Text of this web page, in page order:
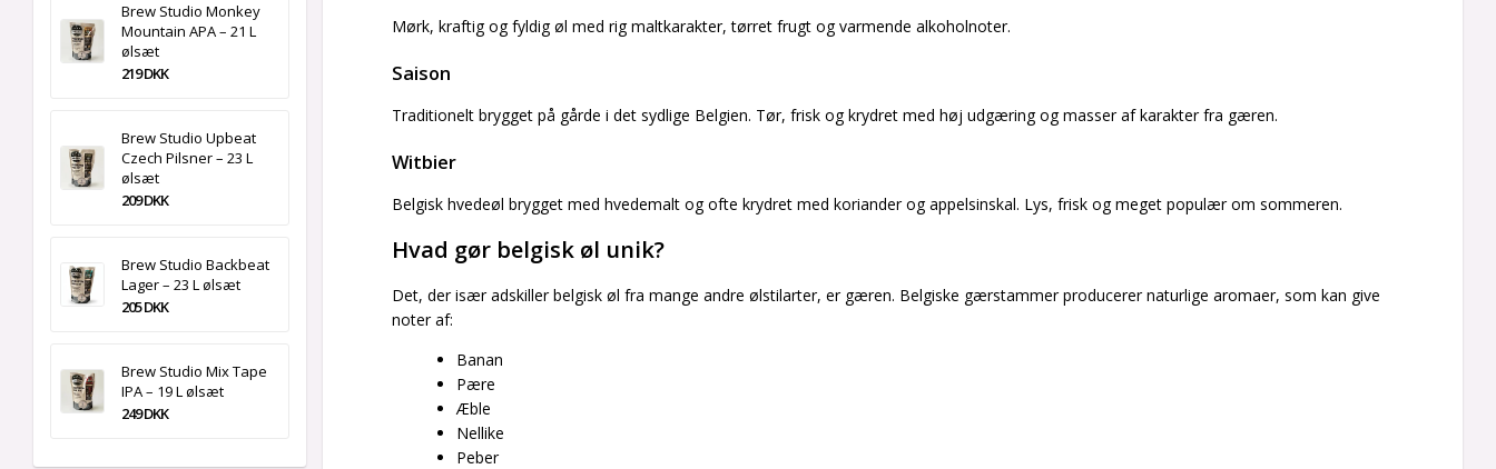
Brew Studio Monkey
Mountain APA – 21 L
ølsæt
219 DKK
Brew Studio Upbeat
Czech Pilsner – 23 L
ølsæt
209 DKK
Brew Studio Backbeat
Lager – 23 L ølsæt
205 DKK
Brew Studio Mix Tape
IPA – 19 L ølsæt
249 DKK
Mørk, kraftig og fyldig øl med rig maltkarakter, tørret frugt og varmende alkoholnoter.
Saison
Traditionelt brygget på gårde i det sydlige Belgien. Tør, frisk og krydret med høj udgæring og masser af karakter fra gæren.
Witbier
Belgisk hvedeøl brygget med hvedemalt og ofte krydret med koriander og appelsinskal. Lys, frisk og meget populær om sommeren.
Hvad gør belgisk øl unik?
Det, der især adskiller belgisk øl fra mange andre ølstilarter, er gæren. Belgiske gærstammer producerer naturlige aromaer, som kan give
noter af:
Banan
Pære
Æble
Nellike
Peber